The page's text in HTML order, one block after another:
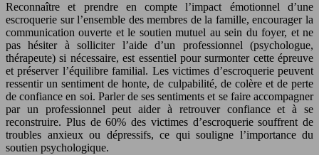
Reconnaître et prendre en compte l’impact émotionnel d’une
escroquerie sur l’ensemble des membres de la famille, encourager la
communication ouverte et le soutien mutuel au sein du foyer, et ne
pas hésiter à solliciter l’aide d’un professionnel (psychologue,
thérapeute) si nécessaire, est essentiel pour surmonter cette épreuve
et préserver l’équilibre familial. Les victimes d’escroquerie peuvent
ressentir un sentiment de honte, de culpabilité, de colère et de perte
de confiance en soi. Parler de ses sentiments et se faire accompagner
par un professionnel peut aider à retrouver confiance et à se
reconstruire. Plus de 60% des victimes d’escroquerie souffrent de
troubles anxieux ou dépressifs, ce qui souligne l’importance du
soutien psychologique.